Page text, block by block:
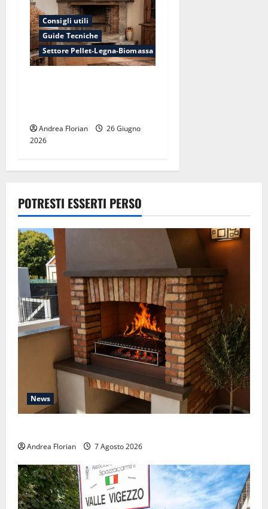
Consigli utili
Guide Tecniche
Settore Pellet-Legna-Biomassa
Andrea Florian
26 Giugno
2026
POTRESTI ESSERTI PERSO
News
Andrea Florian 7 Agosto 2026